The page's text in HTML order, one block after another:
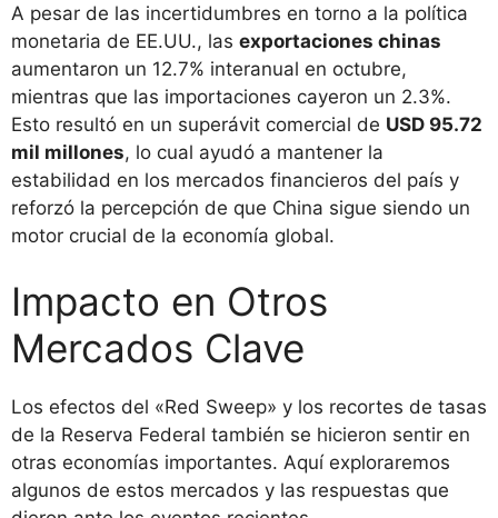
A pesar de las incertidumbres en torno a la política
monetaria de EE.UU., las exportaciones chinas
aumentaron un 12.7% interanual en octubre,
mientras que las importaciones cayeron un 2.3%.
Esto resultó en un superávit comercial de USD 95.72
mil millones, lo cual ayudó a mantener la
estabilidad en los mercados financieros del país y
reforzó la percepción de que China sigue siendo un
motor crucial de la economía global.
Impacto en Otros
Mercados Clave
Los efectos del «Red Sweep» y los recortes de tasas
de la Reserva Federal también se hicieron sentir en
otras economías importantes. Aquí exploraremos
algunos de estos mercados y las respuestas que